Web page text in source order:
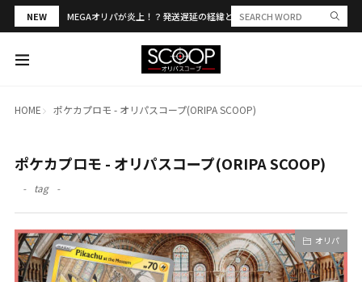
NEW MEGAオリパが炎上！？発送遅延の経緯と評判・当選報告を解説
HOME ポケカプロモ - オリパスコープ(ORIPA SCOOP)
ポケカプロモ - オリパスコープ(ORIPA SCOOP)
tag
オリパ